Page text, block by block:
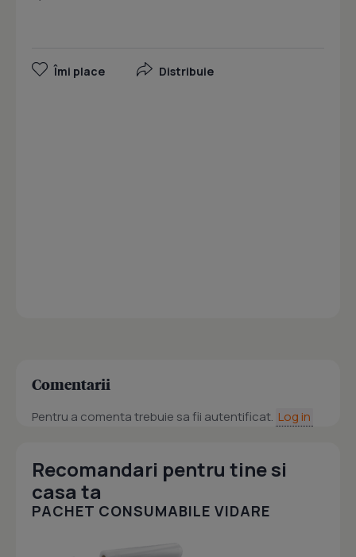
Îmi place Distribuie
Comentarii
Pentru a comenta trebuie sa fii autentificat. Log in
Recomandari pentru tine si
casa ta
PACHET CONSUMABILE VIDARE